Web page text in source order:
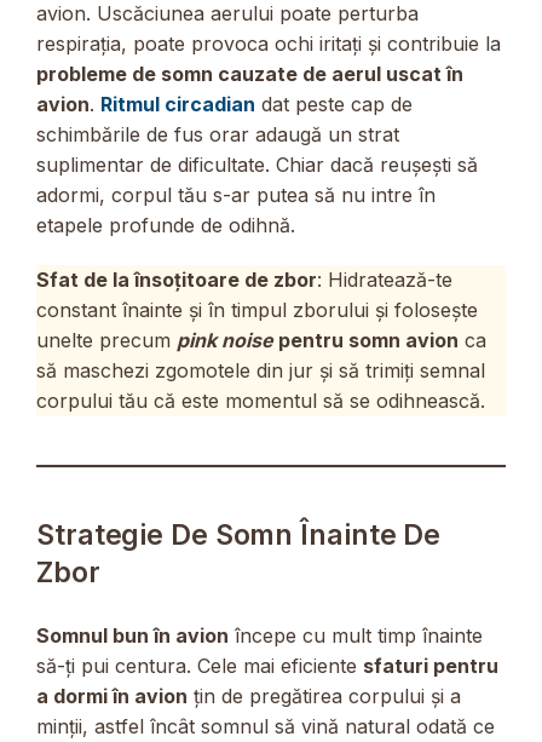
avion. Uscăciunea aerului poate perturba
respirația, poate provoca ochi iritați și contribuie la
probleme de somn cauzate de aerul uscat în
avion. Ritmul circadian dat peste cap de
schimbările de fus orar adaugă un strat
suplimentar de dificultate. Chiar dacă reușești să
adormi, corpul tău s-ar putea să nu intre în
etapele profunde de odihnă.
Sfat de la însoțitoare de zbor: Hidratează-te
constant înainte și în timpul zborului și folosește
unelte precum pink noisepentru somn avion ca
să maschezi zgomotele din jur și să trimiți semnal
corpului tău că este momentul să se odihnească.
Strategie De Somn Înainte De
Zbor
Somnul bun în avion începe cu mult timp înainte
să-ți pui centura. Cele mai eficiente sfaturi pentru
a dormi în avion țin de pregătirea corpului și a
minții, astfel încât somnul să vină natural odată ce